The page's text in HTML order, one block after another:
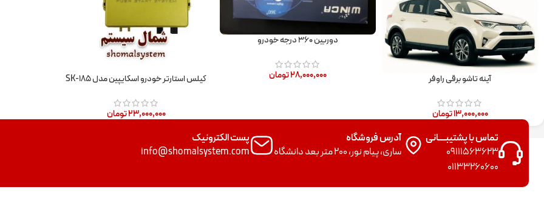
آینه تاشو برقی راوفر
۱۳,۰۰۰,۰۰۰تومان
دوربین ۳۶۰ درجه خودرو
۲۸,۰۰۰,۰۰۰تومان کیلس استارتر خودرو اسکایپین مدل SK-۱۸۵
۲۳,۰۰۰,۰۰۰تومان
تماس با پشتیبــــانی
09111563623
01133260600
آدرس فروشگاه
ساری، پیام نور، 200 متر بعد دانشگاه
پست الکترونیک
info@shomalsystem.com